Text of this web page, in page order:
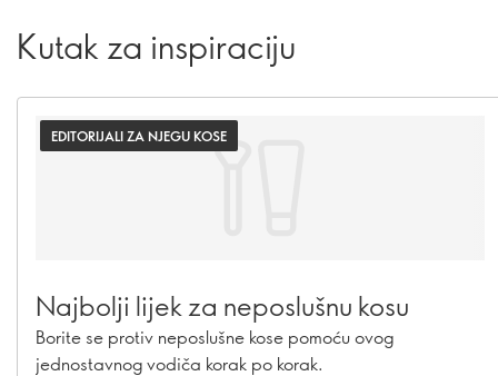
Kutak za inspiraciju
EDITORIJALI ZA NJEGU KOSE
Najbolji lijek za neposlušnu kosu
Borite se protiv neposlušne kose pomoću ovog
jednostavnog vodiča korak po korak.